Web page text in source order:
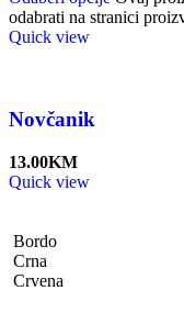
odabrati na stranici
Quick view
Novčanik
13.00KM
Quick view
Bordo
Crna
Crvena